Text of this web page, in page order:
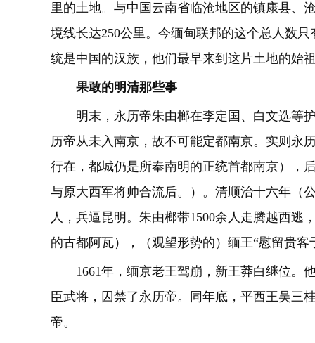
里的土地。与中国云南省临沧地区的镇康县、
境线长达250公里。今缅甸联邦的这个总人数
统是中国的汉族，他们最早来到这片土地的始
果敢的明清那些事
明末，永历帝朱由榔在李定国、白文选等
历帝从未入南京，故不可能定都南京。实则永
行在，都城仍是所奉南明的正统首都南京），
与原大西军将帅合流后。）。清顺治十六年（
人，兵逼昆明。朱由榔带1500余人走腾越西逃
的古都阿瓦），（观望形势的）缅王“慰留贵客
1661年，缅京老王驾崩，新王莽白继位。
臣武将，囚禁了永历帝。同年底，平西王吴三
帝。